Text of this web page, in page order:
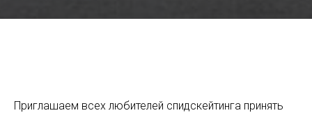
Приглашаем всех любителей спидскейтинга принять